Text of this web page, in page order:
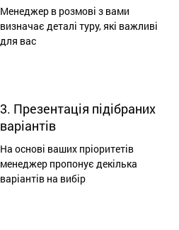
Менеджер в розмові з вами
визначає деталі туру, які важливі
для вас
3. Презентація підібраних
варіантів
На основі ваших пріоритетів
менеджер пропонує декілька
варіантів на вибір